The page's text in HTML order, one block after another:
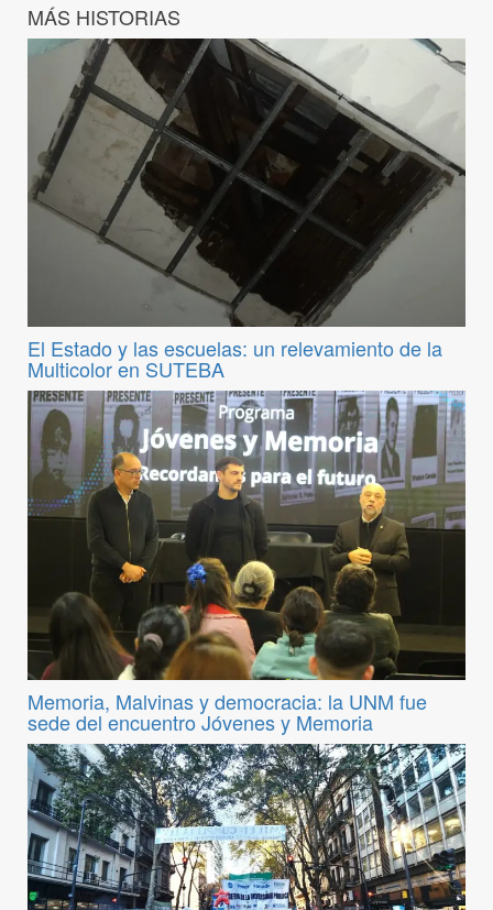
MÁS HISTORIAS
El Estado y las escuelas: un relevamiento de la
Multicolor en SUTEBA
Memoria, Malvinas y democracia: la UNM fue
sede del encuentro Jóvenes y Memoria